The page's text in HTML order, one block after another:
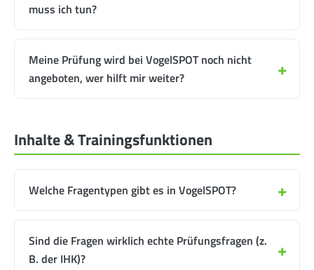
muss ich tun?
Meine Prüfung wird bei VogelSPOT noch nicht
angeboten, wer hilft mir weiter?
Inhalte & Trainingsfunktionen
Welche Fragentypen gibt es in VogelSPOT?
Sind die Fragen wirklich echte Prüfungsfragen (z.
B. der IHK)?